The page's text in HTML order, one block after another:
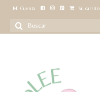
Mi Cuenta Su carrito
Buscar
por: